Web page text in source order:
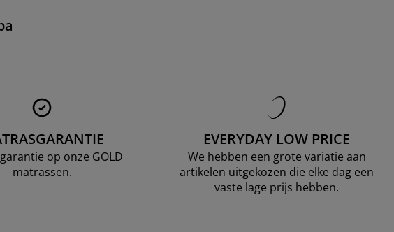
op onze GOLD
matrassen.
EVERYDAY LOW PRICE
We hebben een grote variatie aan
artikelen uitgekozen die elke dag een
vaste lage prijs hebben.